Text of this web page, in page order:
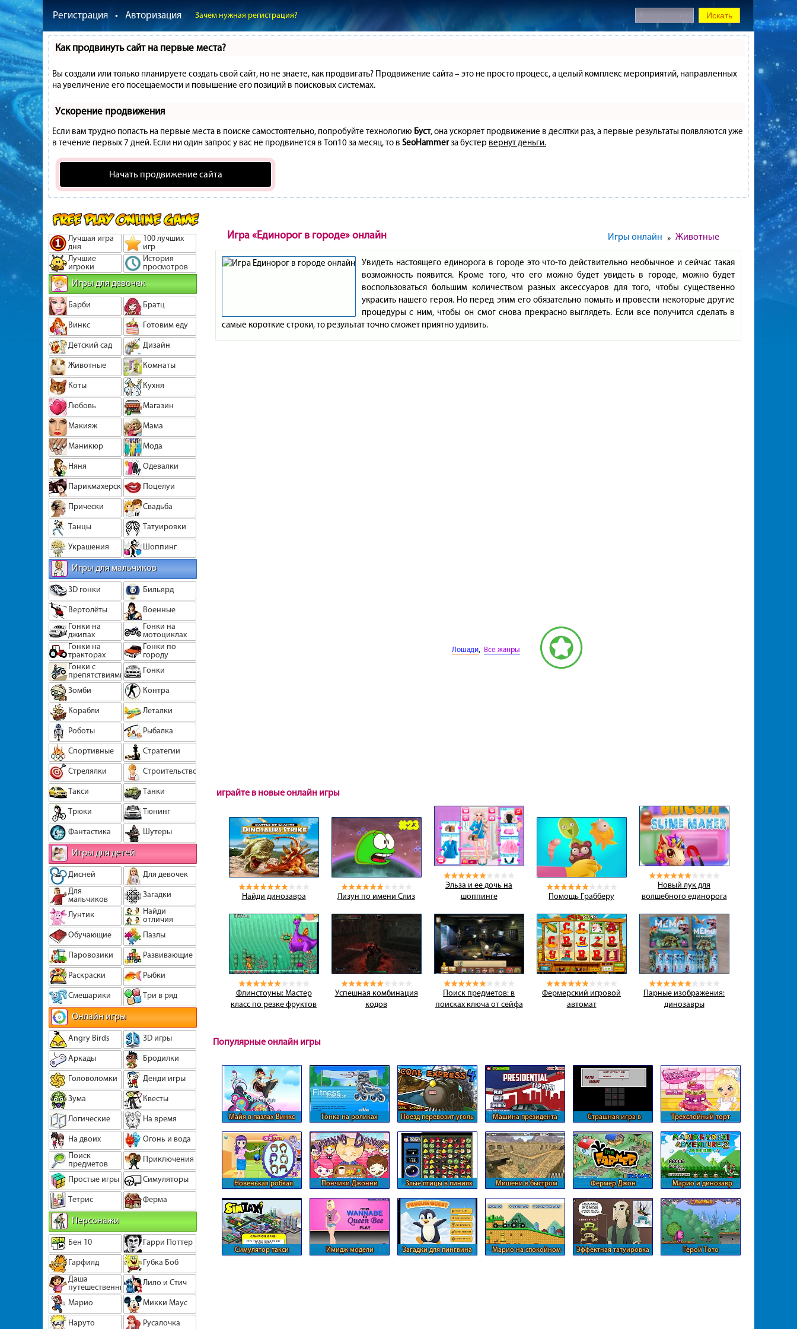
Регистрация • Авторизация Зачем нужная регистрация?
Как продвинуть сайт на первые места?
Вы создали или только планируете создать свой сайт, но не знаете, как продвигать? Продвижение сайта – это не просто процесс, а целый комплекс мероприятий, направленных
на увеличение его посещаемости и повышение его позиций в поисковых системах.
Ускорение продвижения
Если вам трудно попасть на первые места в поиске самостоятельно, попробуйте технологию Буст, она ускоряет продвижение в десятки раз, а первые результаты появляются уже
в течение первых 7 дней. Если ни один запрос у вас не продвинется в Топ10 за месяц, то в SeoHammerза бустер вернут деньги.
Начать продвижение сайта
Лучшая игра
дня
100 лучших
игр
Лучшие
игроки
История
просмотров
Игры для девочек
Барби
Братц
Винкс
Готовим еду
Детский сад
Дизайн
Животные
Комнаты
Коты
Кухня
Любовь
Магазин
Макияж
Мама
Маникюр
Мода
Няня
Одевалки
Парикмахерская
Поцелуи
Прически
Свадьба
Танцы
Татуировки
Украшения
Шоппинг
Игры для мальчиков
3D гонки
Бильярд
Вертолёты
Военные
Гонки на
джипах
Гонки на
мотоциклах
Гонки на
тракторах
Гонки по
городу
Гонки с
препятствиями
Гонки
Зомби
Контра
Корабли
Леталки
Роботы
Рыбалка
Спортивные
Стратегии
Стрелялки
Строительство
Такси
Танки
Трюки
Тюнинг
Фантастика
Шутеры
Игры для детей
Дисней
Для девочек
Для
мальчиков
Загадки
Лунтик
Найди
отличия
Обучающие
Пазлы
Паровозики
Развивающие
Раскраски
Рыбки
Смешарики
Три в ряд
Онлайн игры
Angry Birds
3D игры
Аркады
Бродилки
Головоломки
Денди игры
Зума
Квесты
Логические
На время
На двоих
Огонь и вода
Поиск
предметов
Приключения
Простые игры
Симуляторы
Тетрис
Ферма
Персонажи
Бен 10
Гарри Поттер
Гарфилд
Губка Боб
Даша
путешественница
Лило и Стич
Марио
Микки Маус
Наруто
Русалочка
Игра «Единорог в городе» онлайн Игры онлайн » Животные
Увидеть настоящего единорога в городе это что-то действительно необычное и сейчас такая
возможность появится. Кроме того, что его можно будет увидеть в городе, можно будет
воспользоваться большим количеством разных аксессуаров для того, чтобы существенно
украсить нашего героя. Но перед этим его обязательно помыть и провести некоторые другие
процедуры с ним, чтобы он смог снова прекрасно выглядеть. Если все получится сделать в
самые короткие строки, то результат точно сможет приятно удивить.
Лошади, Все жанры
играйте в новые онлайн игры
Найди динозавра Лизун по имени Слиз
Эльза и ее дочь на
шоппинге
Помощь Грабберу
Новый лук для
волшебного единорога
Флинстоуны: Мастер
класс по резке фруктов
Успешная комбинация
кодов
Поиск предметов: в
поисках ключа от сейфа
Фермерский игровой
автомат
Парные изображения:
динозавры
Популярные онлайн игры
Майя в пазлах Винкс Гонка на роликах Поезд перевозит уголь Машина президента
Страшная игра в
Трехслойный торт
Новенькая робкая
Пончики Джонни
Злые птицы в линиях
Мишени в быстром
Фермер Джон
Марио и динозавр
Симулятор такси Имидж модели Загадки для пингвина
Марио на спокойном
Эффектная татуировка Герой Тото